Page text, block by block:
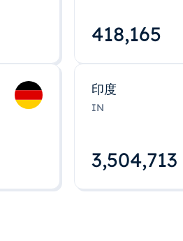
418,167
印度
IN
3,504,715